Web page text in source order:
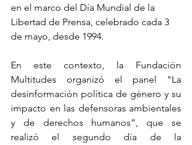
en el marco del Día Mundial de la
Libertad de Prensa, celebrado cada 3
de mayo, desde 1994.
En este contexto, la Fundación
Multitudes organizó el panel "La
desinformación política de género y su
impacto en las defensoras ambientales
y de derechos humanos”, que se
realizó el segundo día de la